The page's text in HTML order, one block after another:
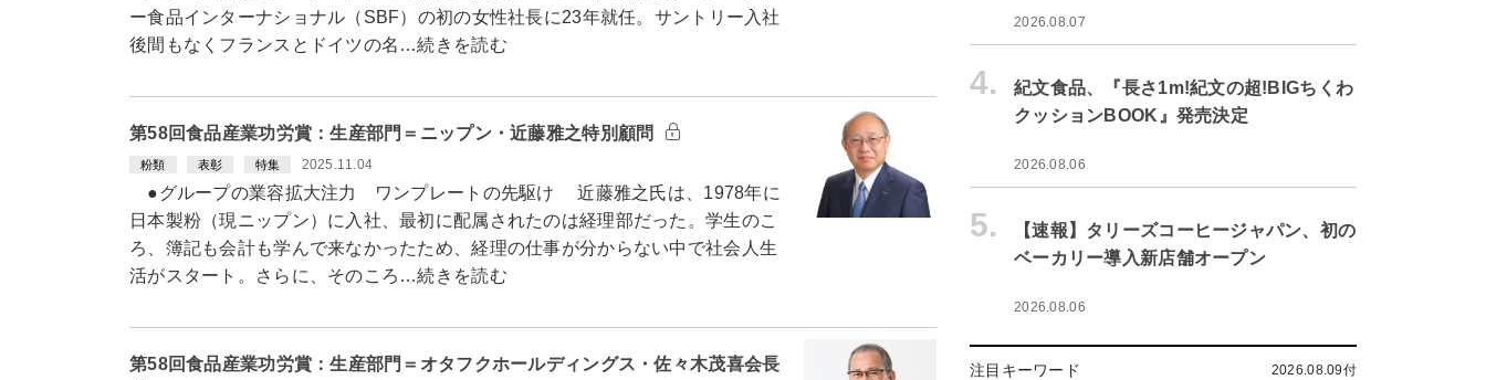
ー食品インターナショナル（SBF）の初の女性社長に23年就任。サントリー入社
後間もなくフランスとドイツの名…続きを読む
第58回食品産業功労賞：生産部門＝ニップン・近藤雅之特別顧問
粉類 表彰 特集 2025.11.04
●グループの業容拡大注力 ワンプレートの先駆け 近藤雅之氏は、1978年に
日本製粉（現ニップン）に入社、最初に配属されたのは経理部だった。学生のこ
ろ、簿記も会計も学んで来なかったため、経理の仕事が分からない中で社会人生
活がスタート。さらに、そのころ…続きを読む
第58回食品産業功労賞：生産部門＝オタフクホールディングス・佐々木茂喜会長
2026.08.07
4.
紀文食品、『長さ1m!紀文の超!BIGちくわ
クッションBOOK』発売決定
2026.08.06
5.
【速報】タリーズコーヒージャパン、初の
ベーカリー導入新店舗オープン
2026.08.06
注目キーワード 2026.08.09付